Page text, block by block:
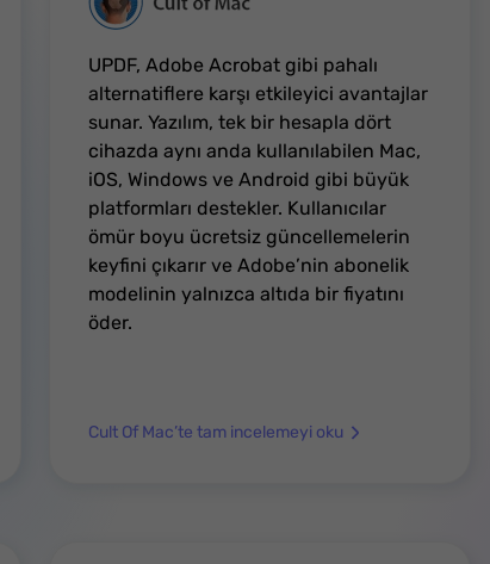
UPDF, Adobe Acrobat gibi pahalı
alternatiflere karşı etkileyici avantajlar
sunar. Yazılım, tek bir hesapla dört
cihazda aynı anda kullanılabilen Mac,
iOS, Windows ve Android gibi büyük
platformları destekler. Kullanıcılar
ömür boyu ücretsiz güncellemelerin
keyfini çıkarır ve Adobe’nin abonelik
modelinin yalnızca altıda bir fiyatını
öder.
Cult Of Mac’te tam incelemeyi oku